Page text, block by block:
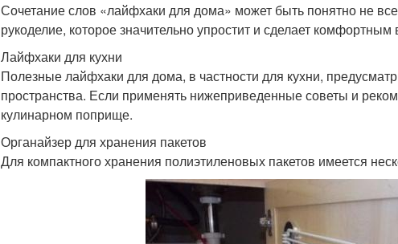
Сочетание слов «лайфхаки для дома» может быть понятно не
рукоделие, которое значительно упростит и сделает
Лайфхаки для кухни
Полезные лайфхаки для дома, в частности для кухни,
пространства. Если применять нижеприведенные советы и
кулинарном поприще.
Органайзер для хранения пакетов
Для компактного хранения полиэтиленовых пакетов имеется